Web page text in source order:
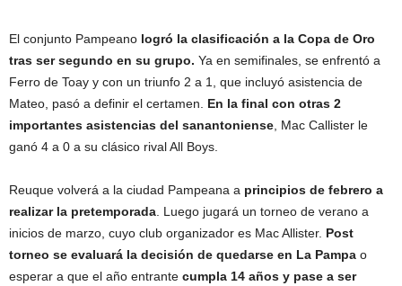
El conjunto Pampeano logró la clasificación a la Copa de Oro
tras ser segundo en su grupo. Ya en semifinales, se enfrentó a
Ferro de Toay y con un triunfo 2 a 1, que incluyó asistencia de
Mateo, pasó a definir el certamen. En la final con otras 2
importantes asistencias del sanantoniense , Mac Callister le
ganó 4 a 0 a su clásico rival All Boys.
Reuque volverá a la ciudad Pampeana a principios de febrero a
realizar la pretemporada . Luego jugará un torneo de verano a
inicios de marzo, cuyo club organizador es Mac Allister. Post
torneo se evaluará la decisión de quedarse en La Pampa o
esperar a que el año entrante cumpla 14 años y pase a ser